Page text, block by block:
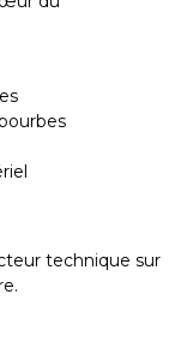
technique sur